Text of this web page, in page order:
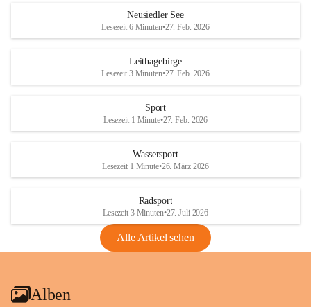
S
und den daraus folgenden wirtschaftlichen
Maßnahmen zur Bekämpfung
Rebe und der Amerikanischen
Anhang VBl. EU Nr. 18
1 Seite•1,4 MB
VBl. EU Nr. 18_2026
r
S
Neusiedler See
Lesezeit 6 Minuten•27. Feb. 2026
Leithagebirge
Lesezeit 3 Minuten•27. Feb. 2026
Sport
Lesezeit 1 Minute•27. Feb. 2026
Wassersport
Lesezeit 1 Minute•26. März 2026
Radsport
Lesezeit 3 Minuten•27. Juli 2026
Alle Artikel sehen
Alben